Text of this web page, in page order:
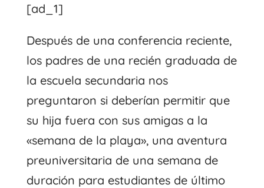
[ad_1]
Después de una conferencia reciente,
los padres de una recién graduada de
la escuela secundaria nos
preguntaron si deberían permitir que
su hija fuera con sus amigas a la
«semana de la playa», una aventura
preuniversitaria de una semana de
duración para estudiantes de último